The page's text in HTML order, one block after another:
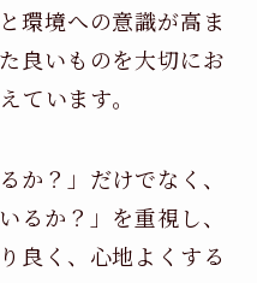
環境への意識が高ま
良いものを大切にお
ています。
か？」だけでなく、
るか？」を重視し、
良く、心地よくする